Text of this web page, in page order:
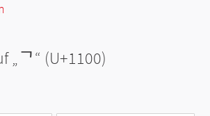
„ᄀ“ (U+1100)